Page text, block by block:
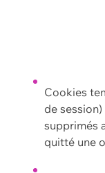
Cookies
de
supprimés
quitté une